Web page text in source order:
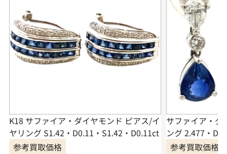
K18 サファイア・ダイヤモンド ピアス/イ
ヤリング S1.42・D0.11・S1.42・D0.11ct
参考買取価格
サファイア・ダ
ング 2.477・
参考買取価格